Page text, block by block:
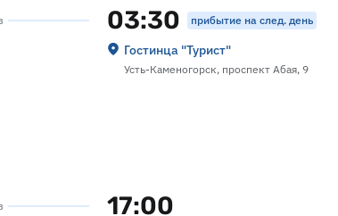
03:30 прибытие на след. день
Гостинца "Турист"
Усть-Каменогорск, проспект Абая, 9
17:00